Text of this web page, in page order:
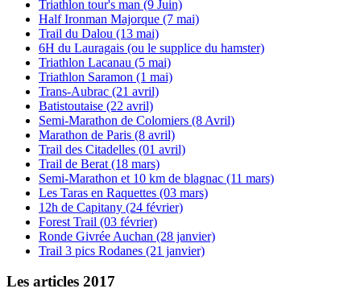
Triathlon tour's man (9 Juin)
Half Ironman Majorque (7 mai)
Trail du Dalou (13 mai)
6H du Lauragais (ou le supplice du hamster)
Triathlon Lacanau (5 mai)
Triathlon Saramon (1 mai)
Trans-Aubrac (21 avril)
Batistoutaise (22 avril)
Semi-Marathon de Colomiers (8 Avril)
Marathon de Paris (8 avril)
Trail des Citadelles (01 avril)
Trail de Berat (18 mars)
Semi-Marathon et 10 km de blagnac (11 mars)
Les Taras en Raquettes (03 mars)
12h de Capitany (24 février)
Forest Trail (03 février)
Ronde Givrée Auchan (28 janvier)
Trail 3 pics Rodanes (21 janvier)
Les articles 2017